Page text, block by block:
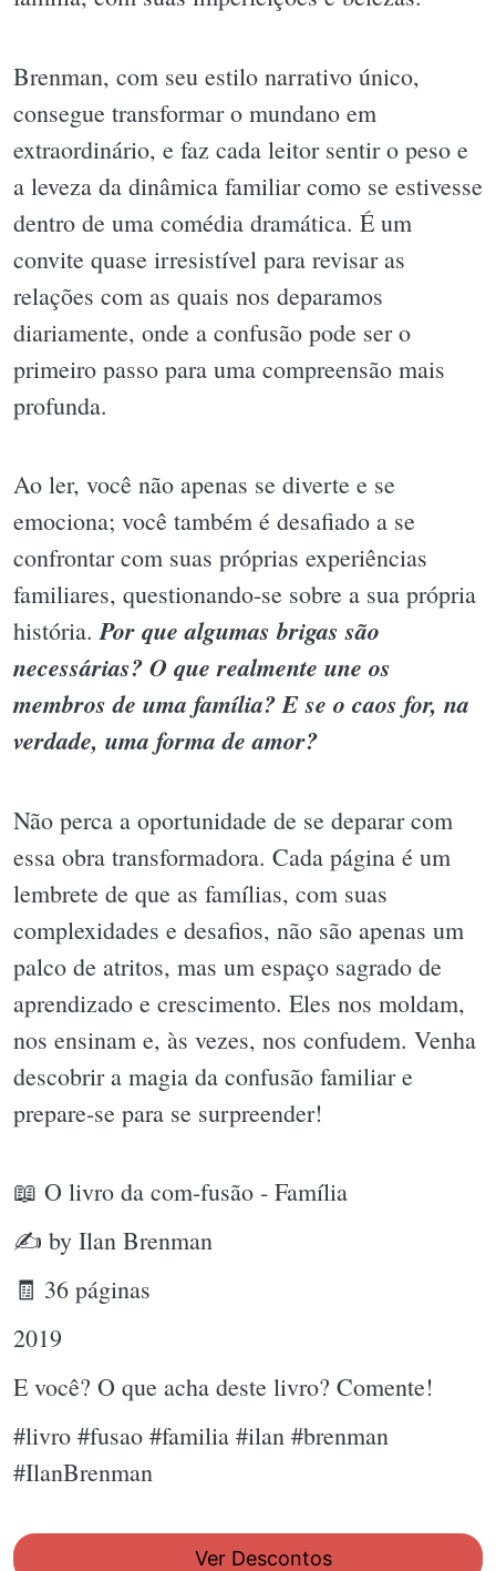
Brenman, com seu estilo narrativo único,
consegue transformar o mundano em
extraordinário, e faz cada leitor sentir o peso e
a leveza da dinâmica familiar como se estivesse
dentro de uma comédia dramática. É um
convite quase irresistível para revisar as
relações com as quais nos deparamos
diariamente, onde a confusão pode ser o
primeiro passo para uma compreensão mais
profunda.
Ao ler, você não apenas se diverte e se
emociona; você também é desafiado a se
confrontar com suas próprias experiências
familiares, questionando-se sobre a sua própria
história.Por que algumas brigas são
necessárias? O que realmente une os
membros de uma família? E se o caos for, na
verdade, uma forma de amor?
Não perca a oportunidade de se deparar com
essa obra transformadora. Cada página é um
lembrete de que as famílias, com suas
complexidades e desafios, não são apenas um
palco de atritos, mas um espaço sagrado de
aprendizado e crescimento. Eles nos moldam,
nos ensinam e, às vezes, nos confudem. Venha
descobrir a magia da confusão familiar e
prepare-se para se surpreender!
📖 O livro da com-fusão - Família
✍ by Ilan Brenman
🧾 36 páginas
2019
E você? O que acha deste livro? Comente!
#livro #fusao #familia #ilan #brenman
#IlanBrenman
Ver Descontos